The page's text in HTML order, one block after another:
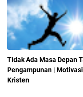
Tidak Ada Masa Depan
Pengampunan |
Kristen